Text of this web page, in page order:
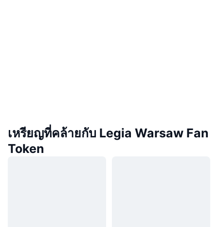
เหรียญที่คล้ายกับ Legia Warsaw Fan
Token